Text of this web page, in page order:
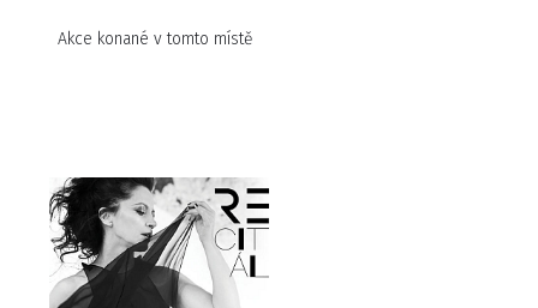
Akce konané v tomto místě